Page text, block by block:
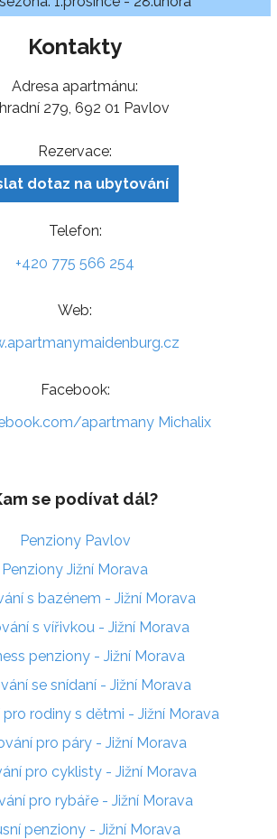
Kontakty
Adresa apartmánu:
279, 692 01 Pavlov
Rezervace:
dotaz na ubytování
Telefon:
+420 775 566 254
Web:
Facebook:
apartmany Michalix
se podívat dál?
Penziony Pavlov
Penziony Jižní Morava
s bazénem - Jižní Morava
s vířivkou - Jižní Morava
penziony - Jižní Morava
se snídaní - Jižní Morava
rodiny s dětmi - Jižní Morava
pro páry - Jižní Morava
pro cyklisty - Jižní Morava
pro rybáře - Jižní Morava
penziony - Jižní Morava